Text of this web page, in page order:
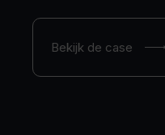
Bekijk de case